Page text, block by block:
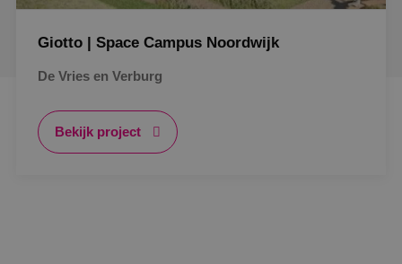
Giotto | Space Campus Noordwijk
De Vries en Verburg
Bekijk project